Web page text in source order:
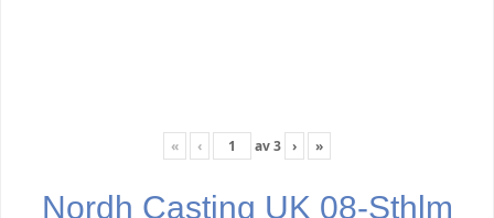
« ‹ av3 › »
Nordh Casting UK 08-Sthlm